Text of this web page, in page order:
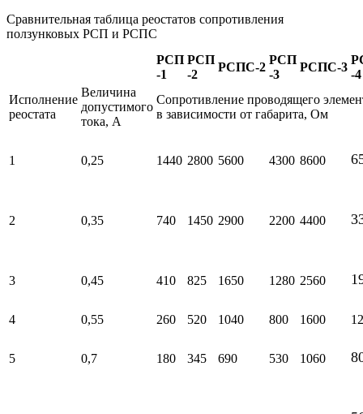
Сравнительная таблица реостатов сопротивления
ползунковых РСП и РСПС
РСП
-1
РСП
-2
РСПС-2
РСП
-3
РСПС-3
-4
Исполнение
реостата
Величина
допустимого
тока, А
Сопротивление проводящего
в зависимости от габарита, Ом
1 0,25 1440 2800 5600 4300 8600
2 0,35 740 1450 2900 2200 4400
3 0,45 410 825 1650 1280 2560
4 0,55 260 520 1040 800 1600
5 0,7 180 345 690 530 1060